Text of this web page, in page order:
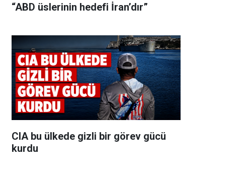
“ABD üslerinin hedefi İran’dır”
CIA bu ülkede gizli bir görev gücü
kurdu